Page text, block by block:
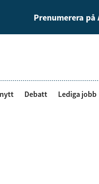
Prenumerera
Debatt Lediga jobb